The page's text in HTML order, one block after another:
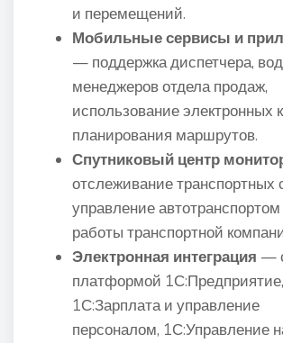
и перемещений.
Мобильные сервисы и
— поддержка диспетчера,
менеджеров отдела продаж,
использование электронных
планирования маршрутов.
Спутниковый центр
отслеживание транспортных
управление
работы транспортной
Электронная интеграция —
платформой 1С:Предприятие,
1С:Зарплата и управление
персоналом, 1С:Управление